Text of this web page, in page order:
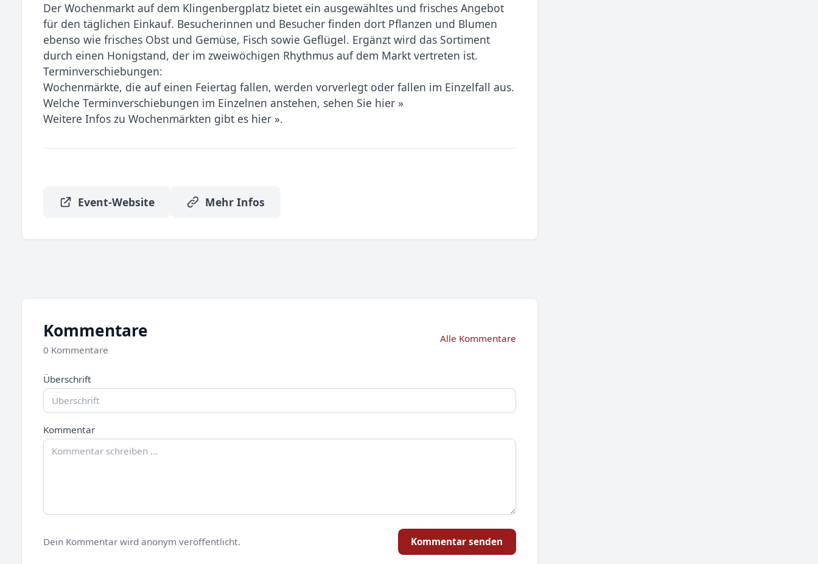
Der Wochenmarkt auf dem Klingenbergplatz bietet ein ausgewähltes und frisches Angebot
für den täglichen Einkauf. Besucherinnen und Besucher finden dort Pflanzen und Blumen
ebenso wie frisches Obst und Gemüse, Fisch sowie Geflügel. Ergänzt wird das Sortiment
durch einen Honigstand, der im zweiwöchigen Rhythmus auf dem Markt vertreten ist.
Terminverschiebungen:
Wochenmärkte, die auf einen Feiertag fallen, werden vorverlegt oder fallen im Einzelfall aus.
Welche Terminverschiebungen im Einzelnen anstehen, sehen Sie hier »
Weitere Infos zu Wochenmärkten gibt es hier ».
Event-Website Mehr Infos
Kommentare
0 Kommentare
Alle Kommentare
Überschrift
Kommentar
Dein Kommentar wird anonym veröffentlicht. Kommentar senden